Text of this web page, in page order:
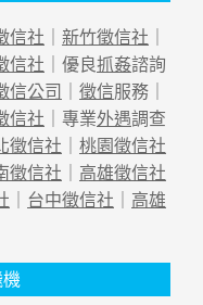
信社 新竹徵信社
信社 ｜優良抓姦諮詢
信公司 徵信服務｜
信社 ｜專業外遇調查
徵信社
桃園徵信社
徵信社
高雄徵信社
台中徵信社
高雄